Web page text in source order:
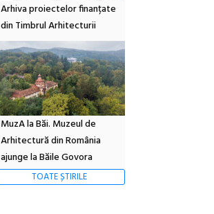
Arhiva proiectelor finanțate
din Timbrul Arhitecturii
MuzA la Băi. Muzeul de
Arhitectură din România
ajunge la Băile Govora
TOATE ȘTIRILE